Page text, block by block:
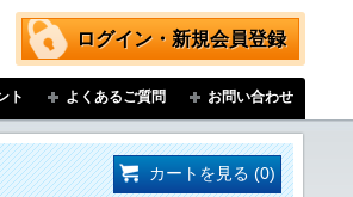
ログイン・新規会員登録
ト よくあるご質問 お問い合わせ
カートを見る (0)